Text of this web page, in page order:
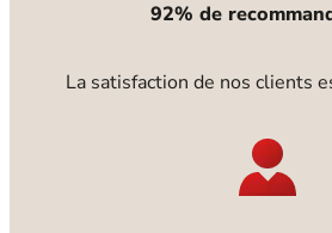
92% de
La satisfaction de nos clients